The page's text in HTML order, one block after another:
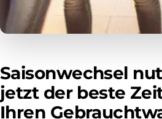
Saisonwechsel
jetzt der beste
Ihren